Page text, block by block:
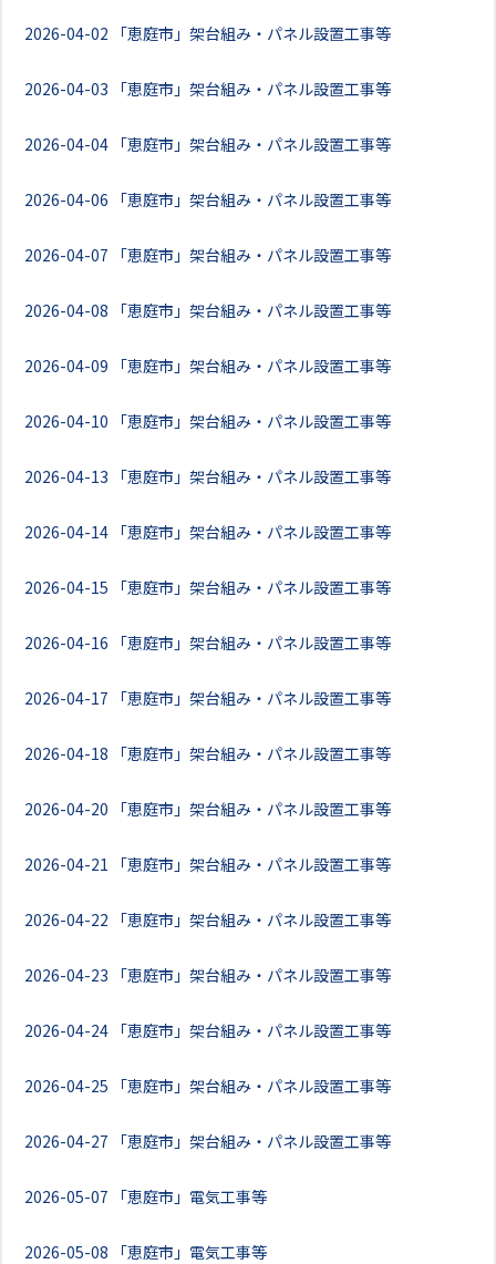
2026-04-02 「恵庭市」架台組み・パネル設置工事等
2026-04-03 「恵庭市」架台組み・パネル設置工事等
2026-04-04 「恵庭市」架台組み・パネル設置工事等
2026-04-06 「恵庭市」架台組み・パネル設置工事等
2026-04-07 「恵庭市」架台組み・パネル設置工事等
2026-04-08 「恵庭市」架台組み・パネル設置工事等
2026-04-09 「恵庭市」架台組み・パネル設置工事等
2026-04-10 「恵庭市」架台組み・パネル設置工事等
2026-04-13 「恵庭市」架台組み・パネル設置工事等
2026-04-14 「恵庭市」架台組み・パネル設置工事等
2026-04-15 「恵庭市」架台組み・パネル設置工事等
2026-04-16 「恵庭市」架台組み・パネル設置工事等
2026-04-17 「恵庭市」架台組み・パネル設置工事等
2026-04-18 「恵庭市」架台組み・パネル設置工事等
2026-04-20 「恵庭市」架台組み・パネル設置工事等
2026-04-21 「恵庭市」架台組み・パネル設置工事等
2026-04-22 「恵庭市」架台組み・パネル設置工事等
2026-04-23 「恵庭市」架台組み・パネル設置工事等
2026-04-24 「恵庭市」架台組み・パネル設置工事等
2026-04-25 「恵庭市」架台組み・パネル設置工事等
2026-04-27 「恵庭市」架台組み・パネル設置工事等
2026-05-07 「恵庭市」電気工事等
2026-05-08 「恵庭市」電気工事等